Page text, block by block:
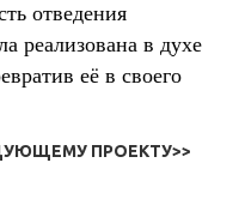
отведения
реализована в духе
её в своего
ПРОЕКТУ>>